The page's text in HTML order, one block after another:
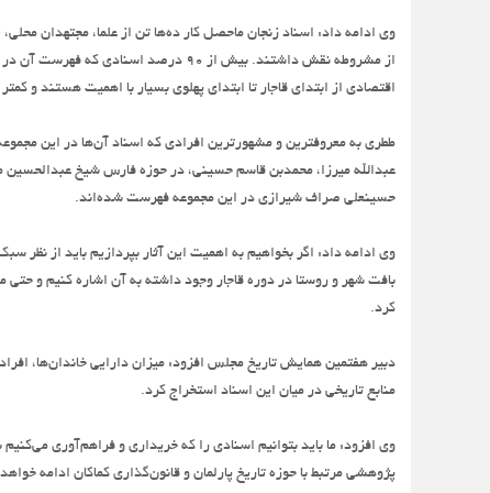
وی ادامه داد: اسناد زنجان ماحصل کار ده‌ها تن از علما، مجتهدان
از مشروطه نقش داشتند. بیش از 90
اقتصادی از ابتدای قاجار تا ابتدای پهلوی بسیار با اهمیت هستند و
ططری به معروفترین و مشهورترین افرادی که اسناد آن‌ها در این
عبدالله میرزا، محمدبن قاسم حسینی، در حوزه فارس شیخ عبدالحسین
حسینعلی صراف شیرازی در این مجموعه فهرست شده‌اند.
وی ادامه داد: اگر بخواهیم به اهمیت این آثار بپردازیم باید از نظر
بافت شهر و روستا در دوره قاجار وجود داشته به آن اشاره کنیم و
کرد.
دبیر هفتمین همایش تاریخ مجلس افزود: میزان دارایی خاندان‌ها،
منابع تاریخی در میان این اسناد استخراج کرد.
وی افزود: ما باید بتوانیم اسنادی را که خریداری و فراهم‌آوری
پژوهشی مرتبط با حوزه تاریخ پارلمان و قانون‌گذاری کماکان ادامه